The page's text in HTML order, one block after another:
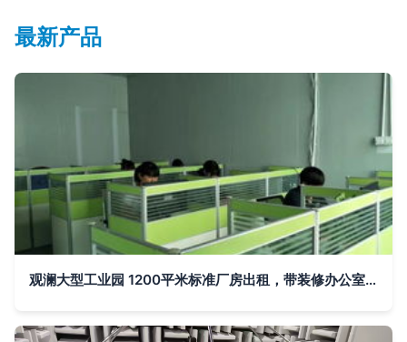
最新产品
观澜大型工业园 1200平米标准厂房出租，带装修办公室与消声室，企业高效首选